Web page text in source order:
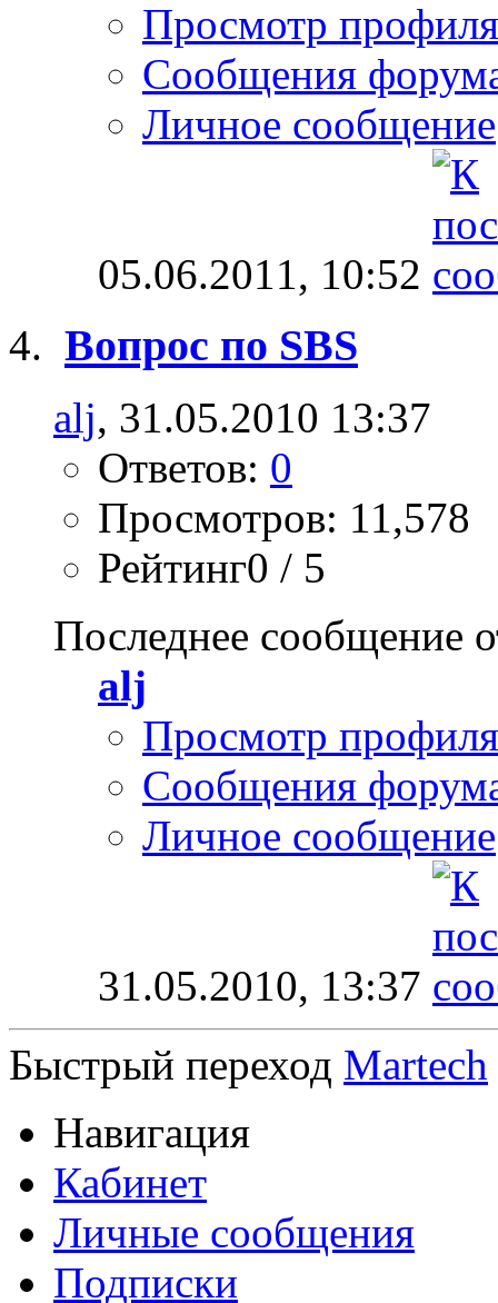
Просмотр профиля
Сообщения
Личное сообщение
05.06.2011, 10:52
Вопрос по SBS
alj, 31.05.2010 13:37
Ответов: 0
Просмотров: 11,578
Рейтинг0 / 5
Последнее сообщение
alj
Просмотр профиля
Сообщения
Личное сообщение
31.05.2010, 13:37
Быстрый переход Martech
Навигация
Кабинет
Личные сообщения
Подписки